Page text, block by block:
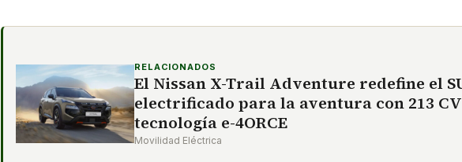
RELACIONADOS
El Nissan X-Trail Adventure redefine el
electrificado para la aventura con 213
tecnología e-4ORCE
Movilidad Eléctrica